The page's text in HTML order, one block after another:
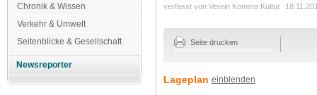
Chronik & Wissen
Verkehr & Umwelt
Seitenblicke & Gesellschaft
Newsreporter
verfasst von Verein Komma Kultur
Seite drucken
Lageplan einblenden